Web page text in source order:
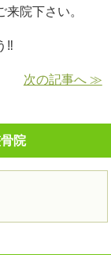
院下さい。
‼️
次の記事へ ≫
院